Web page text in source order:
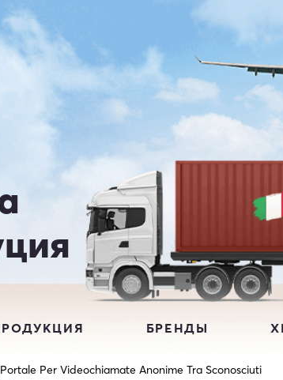
БРЕНДЫ
Per Videochiamate Anonime Tra Sconosciuti